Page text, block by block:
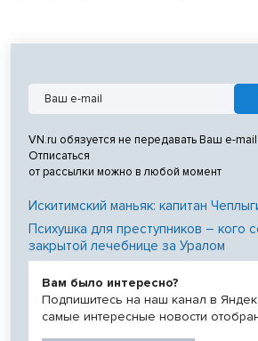
VN.ru обязуется не передавать Ваш e-mail
Отписаться
от рассылки можно в любой момент
Искитимский маньяк: капитан
Психушка для преступников – кого
закрытой лечебнице за Уралом
Вам было интересно?
Подпишитесь на наш канал в
самые интересные новости